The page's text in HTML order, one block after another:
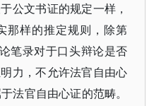
公文书证的规定一样，
那样的推定规则，除第
笔录对于口头辩论是否
力，不允许法官自由心
法官自由心证的范畴。